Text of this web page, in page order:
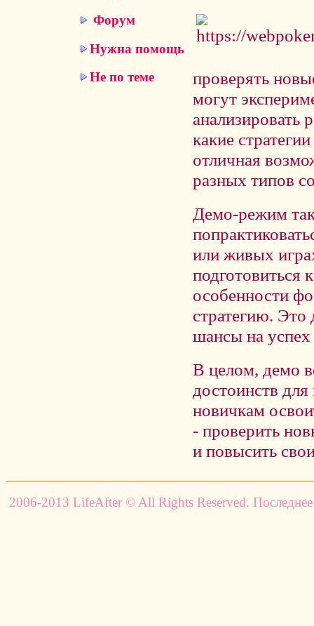
Форум
Нужна помощь
Не по теме
проверять
могут
анализировать
какие
отличная
разных типов
Демо-режим
или живых
подготовиться
особенности
стратегию. Это
шансы на успех
В целом, демо
достоинств
новичкам
- проверить
и повысить
2006-2013 LifeAfter © All Rights Reserved.